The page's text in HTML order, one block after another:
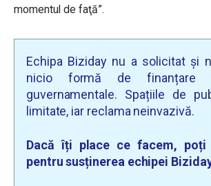
momentul de faţă”.
Echipa Biziday nu a solicitat și
nicio formă de finanțare
guvernamentale. Spațiile de
limitate, iar reclama neinvazivă.
Dacă îți place ce facem,
pentru susținerea echipei